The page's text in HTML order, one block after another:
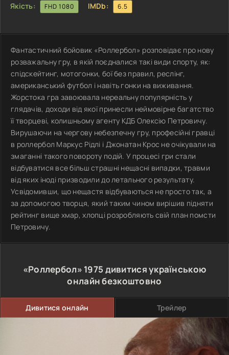
Якість:
FHD 1080 IMDb: 6.5
Фантастичний бойовик «Роллербол» розповідає про нову
розважальну гру, в якій поєдналися такі види спорту, як:
спідскейтинг, мотогонки, бої без правил, реслінг,
американський футбол і навіть гонки на виживання.
Жорстока гра завоювала нереальну популярність у
глядачів, доходи від якої принесли неймовірне багатство
її творцеві, колишньому агенту КДБ Олексію Петровичу.
Вирушаючи на чергову небезпечну гру, професійні гравці
в роллербол Маркус Рідлі і Джонатан Крос не очікували на
змаганні такого повороту подій. У процесі гри стали
відбуватися все більш страшні нещасні випадки, травми
від яких іноді призводили до летального результату.
Усвідомивши, що нещастя відбуваються не просто так, а
за допомогою творця, який таким чином вирішив підняти
рейтинг вище хмар, хлопці розробляють свій план помсти
Петровичу.
«Роллербол» 1975 дивитися українською
онлайн безкоштовно
Дивитися онлайн Трейлер